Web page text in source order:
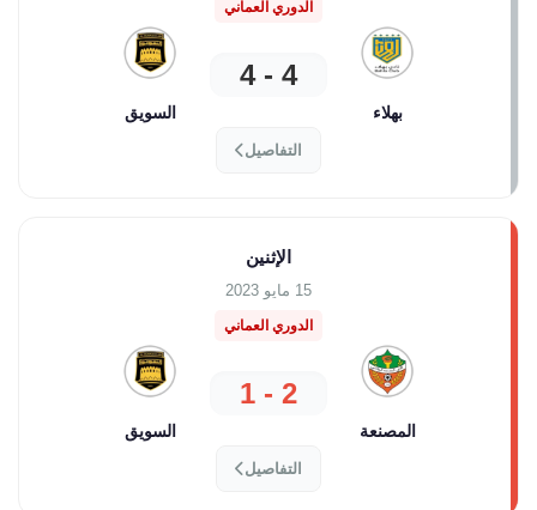
الدوري العماني
بهلاء
4 - 4
السويق
التفاصيل
الإثنين
15 مايو 2023
الدوري العماني
المصنعة
2 - 1
السويق
التفاصيل